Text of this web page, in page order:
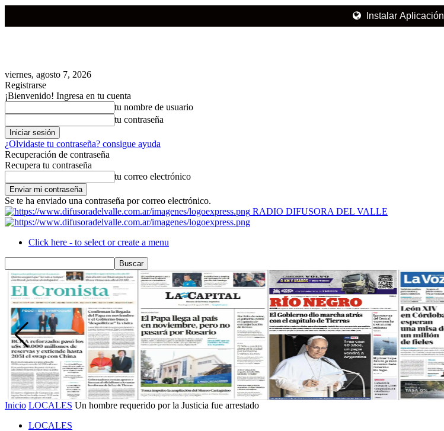
Instalar Aplicación
viernes, agosto 7, 2026
Registrarse
¡Bienvenido! Ingresa en tu cuenta
tu nombre de usuario
tu contraseña
¿Olvidaste tu contraseña? consigue ayuda
Recuperación de contraseña
Recupera tu contraseña
tu correo electrónico
Se te ha enviado una contraseña por correo electrónico.
RADIO DIFUSORA DEL VALLE
Click here - to select or create a menu
Inicio LOCALES Un hombre requerido por la Justicia fue arrestado
LOCALES